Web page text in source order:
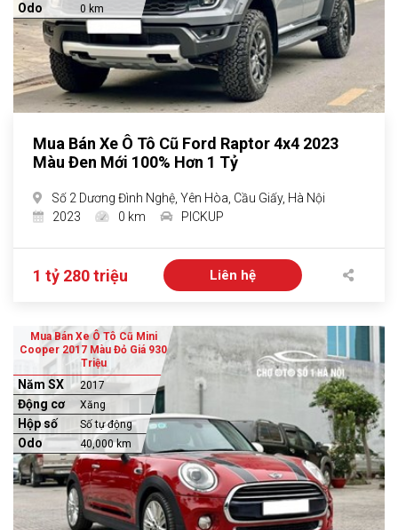
Odo 0 km
Mua Bán Xe Ô Tô Cũ Ford Raptor 4x4 2023
Màu Đen Mới 100% Hơn 1 Tỷ
Số 2 Dương Đình Nghệ, Yên Hòa, Cầu Giấy, Hà Nội
2023
0 km PICKUP
1 tỷ 280 triệu Liên hệ
Mua Bán Xe Ô Tô Cũ Mini
Cooper 2017 Màu Đỏ Giá 930
Triệu
Năm SX 2017
Động cơ Xăng
Hộp số Số tự động
Odo 40,000 km